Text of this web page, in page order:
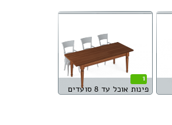
1
פינות אוכל עד 8 סועדים